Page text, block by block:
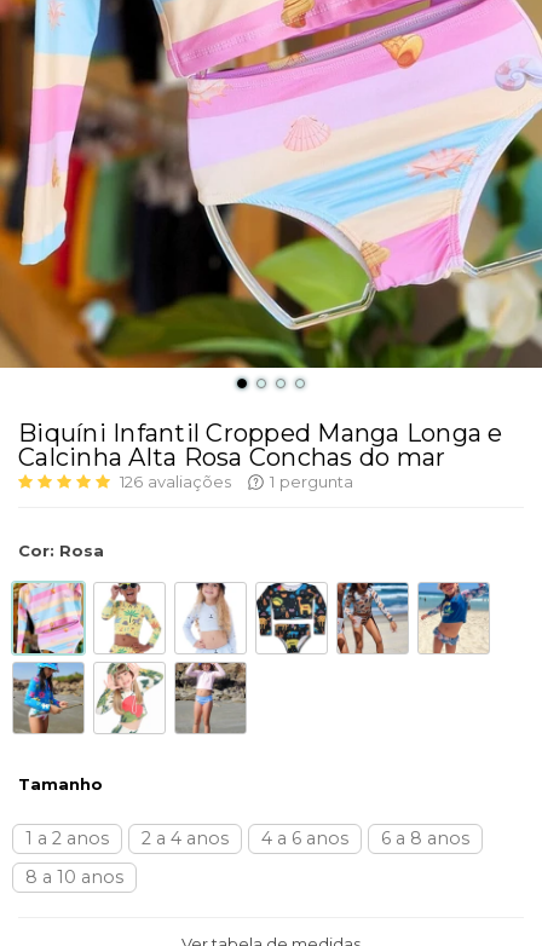
Biquíni Infantil Cropped Manga Longa e
Calcinha Alta Rosa Conchas do mar
126 avaliações 1 pergunta
Cor: Rosa
Tamanho
1 a 2 anos 2 a 4 anos 4 a 6 anos
6 a 8 anos
8 a 10 anos